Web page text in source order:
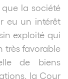
la société
eu un intérêt
exploité qui
très favorable
de biens
la Cour